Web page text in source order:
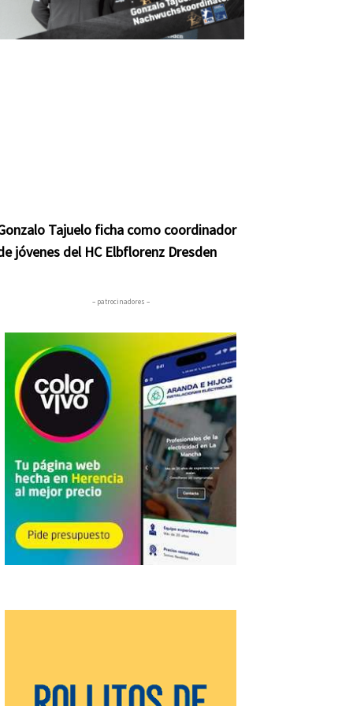
Tajuelo ficha como coordinador
jóvenes del HC Elbflorenz Dresden
– patrocinadores –